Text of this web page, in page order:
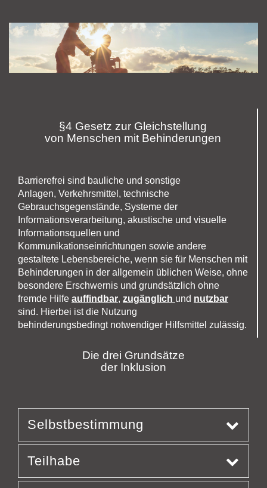
§4 Gesetz zur Gleichstellung
von Menschen mit Behinderungen
Barrierefrei sind bauliche und sonstige
Anlagen, Verkehrsmittel, technische
Gebrauchsgegenstände, Systeme der
Informationsverarbeitung, akustische und visuelle
Informationsquellen und
Kommunikationseinrichtungen sowie andere
gestaltete Lebensbereiche, wenn sie für Menschen mit
Behinderungen in der allgemein üblichen Weise, ohne
besondere Erschwernis und grundsätzlich ohne
fremde Hilfe auffindbar, zugänglich und nutzbar
sind. Hierbei ist die Nutzung
behinderungsbedingt notwendiger Hilfsmittel zulässig.
Die drei Grundsätze
der Inklusion
Selbstbestimmung
Teilhabe